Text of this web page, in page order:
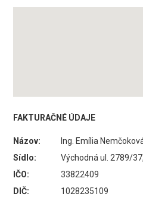
FAKTURAČNÉ ÚDAJE
Názov:
Ing. Emília
Sídlo:
Východná ul. 2789/
IČO:
33822409
DIČ:
1028235109